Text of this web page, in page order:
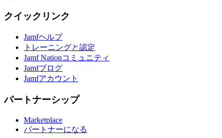
クイックリンク
Jamfヘルプ
トレーニングと認定
Jamf Nationコミュニティ
Jamfブログ
Jamfアカウント
パートナーシップ
Marketplace
パートナーになる